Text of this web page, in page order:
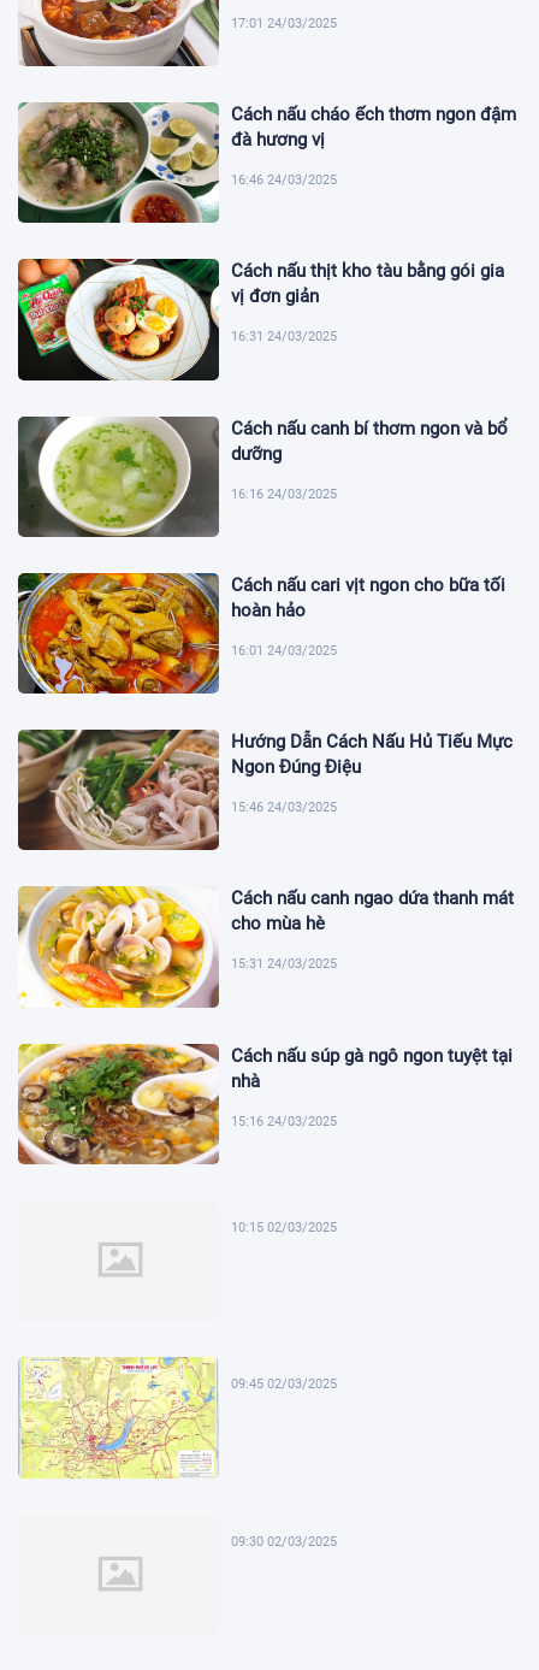
17:01 24/03/2025
Cách nấu cháo ếch thơm ngon đậm
đà hương vị
16:46 24/03/2025
Cách nấu thịt kho tàu bằng gói gia
vị đơn giản
16:31 24/03/2025
Cách nấu canh bí thơm ngon và bổ
dưỡng
16:16 24/03/2025
Cách nấu cari vịt ngon cho bữa tối
hoàn hảo
16:01 24/03/2025
Hướng Dẫn Cách Nấu Hủ Tiếu Mực
Ngon Đúng Điệu
15:46 24/03/2025
Cách nấu canh ngao dứa thanh mát
cho mùa hè
15:31 24/03/2025
Cách nấu súp gà ngô ngon tuyệt tại
nhà
15:16 24/03/2025
10:15 02/03/2025
09:45 02/03/2025
09:30 02/03/2025